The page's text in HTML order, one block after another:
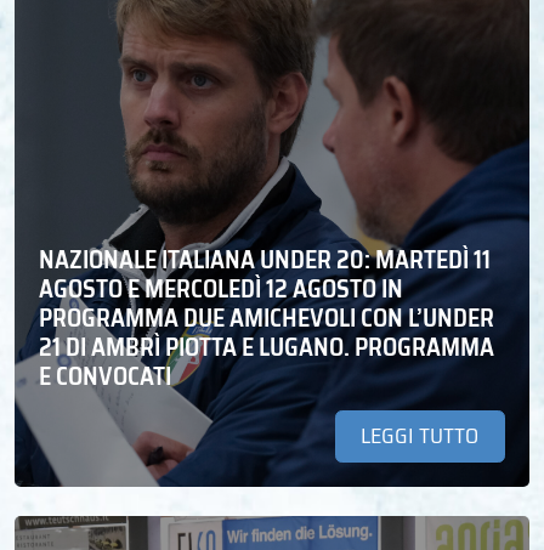
NAZIONALE ITALIANA UNDER 20: MARTEDÌ 11
AGOSTO E MERCOLEDÌ 12 AGOSTO IN
PROGRAMMA DUE AMICHEVOLI CON L’UNDER
21 DI AMBRÌ PIOTTA E LUGANO. PROGRAMMA
E CONVOCATI
LEGGI TUTTO